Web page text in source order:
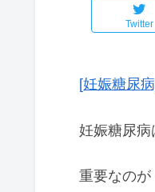
Twitter
[妊娠糖尿
妊娠糖尿病
重要なの